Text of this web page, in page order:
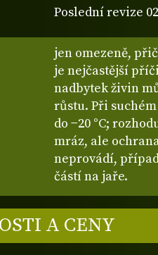
Poslední revize
jen omezeně,
je nejčastější
nadbytek živin
růstu. Při
do −20 °C;
mráz, ale
neprovádí,
částí na jaře.
A CENY